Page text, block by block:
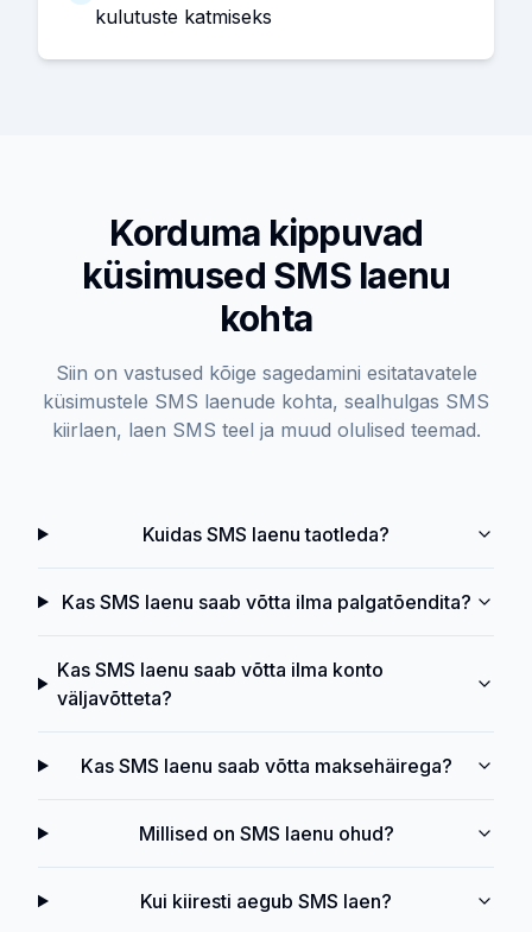
kulutuste katmiseks
Korduma kippuvad
küsimused SMS laenu
kohta
Siin on vastused kõige sagedamini esitatavatele
küsimustele SMS laenude kohta, sealhulgas SMS
kiirlaen, laen SMS teel ja muud olulised teemad.
Kuidas SMS laenu taotleda?
Kas SMS laenu saab võtta ilma palgatõendita?
Kas SMS laenu saab võtta ilma konto
väljavõtteta?
Kas SMS laenu saab võtta maksehäirega?
Millised on SMS laenu ohud?
Kui kiiresti aegub SMS laen?